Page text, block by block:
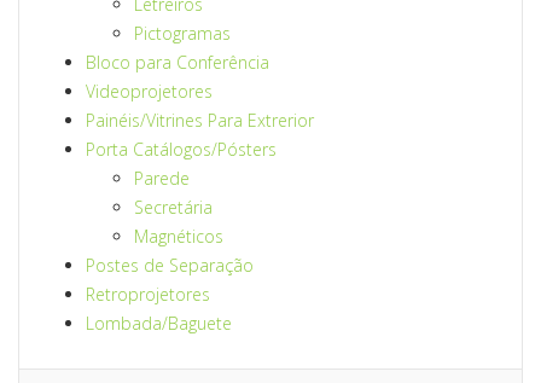
Pictogramas
Bloco para Conferência
Videoprojetores
Painéis/Vitrines Para Extrerior
Porta Catálogos/Pósters
Parede
Secretária
Magnéticos
Postes de Separação
Retroprojetores
Lombada/Baguete